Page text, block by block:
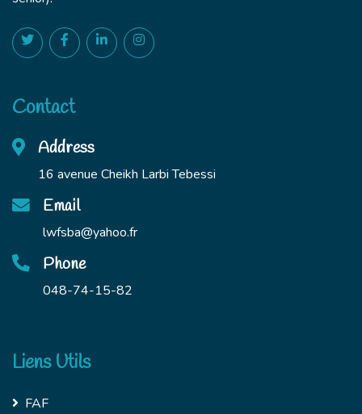
Contact
Address
16 avenue Cheikh Larbi Tebessi
Email
lwfsba@yahoo.fr
Phone
048-74-15-82
Liens Utils
FAF